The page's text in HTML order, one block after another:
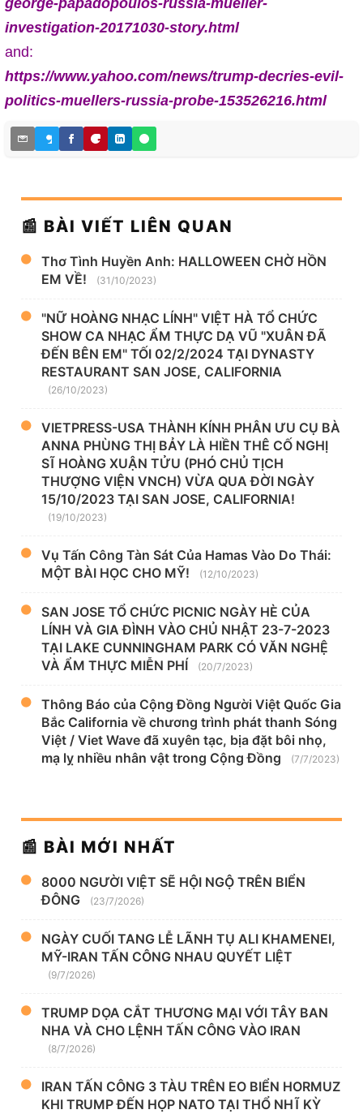
george-papadopoulos-russia-mueller-
investigation-20171030-story.html
and:
https://www.yahoo.com/news/trump-decries-evil-
politics-muellers-russia-probe-153526216.html
📰 BÀI VIẾT LIÊN QUAN
Thơ Tình Huyền Anh: HALLOWEEN CHỜ HỒN
EM VỀ!
(31/10/2023)
"NỮ HOÀNG NHẠC LÍNH" VIỆT HÀ TỔ CHỨC
SHOW CA NHẠC ẨM THỰC DẠ VŨ "XUÂN ĐÃ
ĐẾN BÊN EM" TỐI 02/2/2024 TẠI DYNASTY
RESTAURANT SAN JOSE, CALIFORNIA
(26/10/2023)
VIETPRESS-USA THÀNH KÍNH PHÂN ƯU CỤ BÀ
ANNA PHÙNG THỊ BẢY LÀ HIỀN THÊ CỐ NGHỊ
SĨ HOÀNG XUẬN TỬU (PHÓ CHỦ TỊCH
THƯỢNG VIỆN VNCH) VỪA QUA ĐỜI NGÀY
15/10/2023 TẠI SAN JOSE, CALIFORNIA!
(19/10/2023)
Vụ Tấn Công Tàn Sát Của Hamas Vào Do Thái:
MỘT BÀI HỌC CHO MỸ!
(12/10/2023)
SAN JOSE TỔ CHỨC PICNIC NGÀY HÈ CỦA
LÍNH VÀ GIA ĐÌNH VÀO CHỦ NHẬT 23-7-2023
TẠI LAKE CUNNINGHAM PARK CÓ VĂN NGHỆ
VÀ ẨM THỰC MIỄN PHÍ
(20/7/2023)
Thông Báo của Cộng Đồng Người Việt Quốc Gia
Bắc California về chương trình phát thanh Sóng
Việt / Viet Wave đã xuyên tạc, bịa đặt bôi nhọ,
mạ lỵ nhiều nhân vật trong Cộng Đồng
(7/7/2023)
📰 BÀI MỚI NHẤT
8000 NGƯỜI VIỆT SẼ HỘI NGỘ TRÊN BIỂN
ĐÔNG
(23/7/2026)
NGÀY CUỐI TANG LỄ LÃNH TỤ ALI KHAMENEI,
MỸ-IRAN TẤN CÔNG NHAU QUYẾT LIỆT
(9/7/2026)
TRUMP DỌA CẮT THƯƠNG MẠI VỚI TÂY BAN
NHA VÀ CHO LỆNH TẤN CÔNG VÀO IRAN
(8/7/2026)
IRAN TẤN CÔNG 3 TÀU TRÊN EO BIỂN HORMUZ
KHI TRUMP ĐẾN HỌP NATO TẠI THỔ NHĨ KỲ